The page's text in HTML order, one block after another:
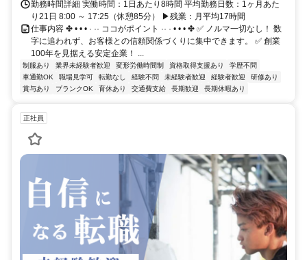
勤務時間詳細 実働時間：1日あたり8時間 平均勤務日数：1ヶ月あた
り21日 8:00 ～ 17:25（休憩85分） ▶残業：月平均17時間
仕事内容 ✤ • • • · ·· ココがポイント ·· · • • • ✤ ✅ ノルマ一切なし！ 数
字に追われず、お客様との信頼関係づくりに集中できます。 ✅ 創業
100年を見据える安定企業！ ...
制服あり 業界未経験者歓迎 変形労働時間制 資格取得支援あり
学歴不問
車通勤OK
職場見学可 転勤なし 経験不問 未経験者歓迎 経験者歓迎
研修あり
賞与あり
ブランクOK 育休あり 交通費支給 長期歓迎 長期休暇あり
正社員